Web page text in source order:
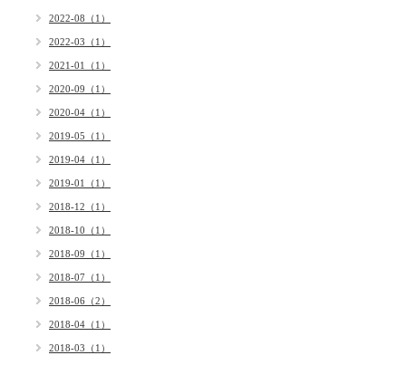
2022-08（1）
2022-03（1）
2021-01（1）
2020-09（1）
2020-04（1）
2019-05（1）
2019-04（1）
2019-01（1）
2018-12（1）
2018-10（1）
2018-09（1）
2018-07（1）
2018-06（2）
2018-04（1）
2018-03（1）